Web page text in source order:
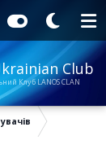
Club
Клуб LANOS CLAN